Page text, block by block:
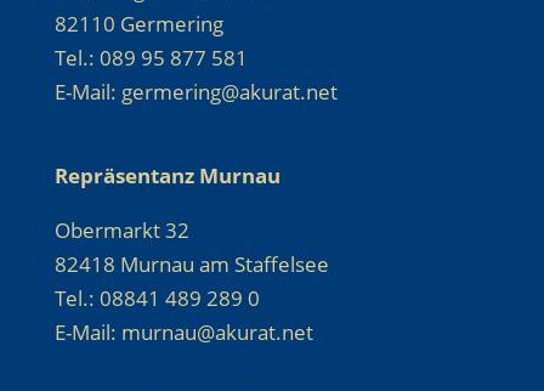
82110 Germering
Tel.: 089 95 877 581
E-Mail: germering@akurat.net
Repräsentanz Murnau
Obermarkt 32
82418 Murnau am Staffelsee
Tel.: 08841 489 289 0
E-Mail: murnau@akurat.net